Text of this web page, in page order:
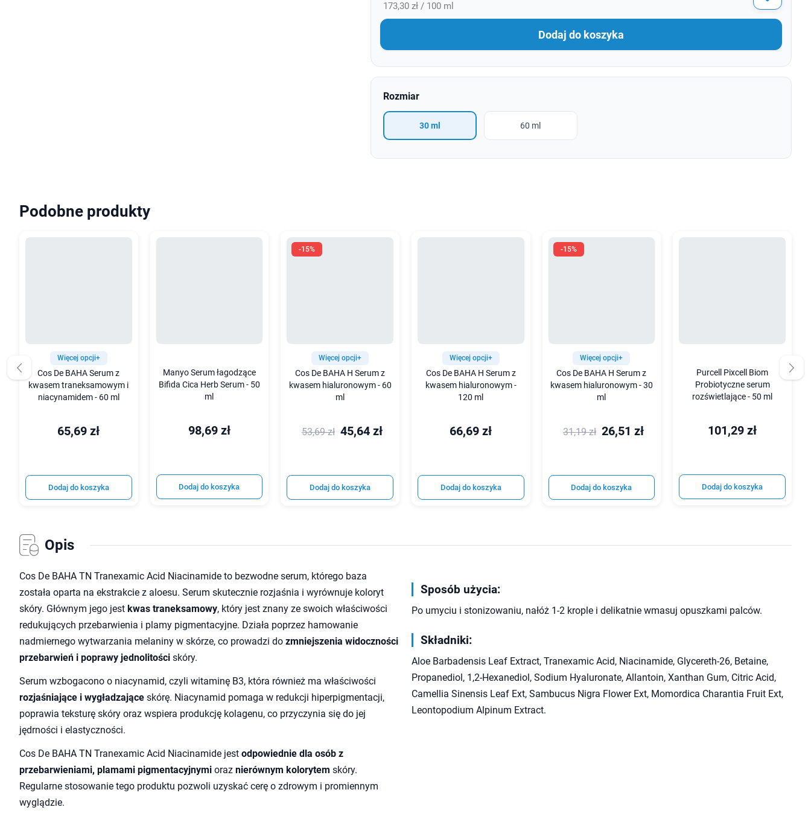
173,30 zł / 100 ml
Dodaj do koszyka
Rozmiar
30 ml 60 ml
Podobne produkty
Więcej opcji+
Cos De BAHA Serum z
kwasem traneksamowym i
niacynamidem - 60 ml
65,69 zł
Dodaj do koszyka
Manyo Serum łagodzące
Bifida Cica Herb Serum - 50
ml
98,69 zł
Dodaj do koszyka
-15%
Więcej opcji+
Cos De BAHA H Serum z
kwasem hialuronowym - 60
ml
53,69 zł 45,64 zł
Dodaj do koszyka
Więcej opcji+
Cos De BAHA H Serum z
kwasem hialuronowym -
120 ml
66,69 zł
Dodaj do koszyka
-15%
Więcej opcji+
Cos De BAHA H Serum z
kwasem hialuronowym - 30
ml
31,19 zł 26,51 zł
Dodaj do koszyka
Purcell Pixcell Biom
Probiotyczne serum
rozświetlające - 50 ml
101,29 zł
Dodaj do koszyka
Opis
Cos De BAHA TN Tranexamic Acid Niacinamide to bezwodne serum, którego baza
została oparta na ekstrakcie z aloesu. Serum skutecznie rozjaśnia i wyrównuje koloryt
skóry. Głównym jego jest kwas traneksamowy, który jest znany ze swoich właściwości
redukujących przebarwienia i plamy pigmentacyjne. Działa poprzez hamowanie
nadmiernego wytwarzania melaniny w skórze, co prowadzi do zmniejszenia widoczności
przebarwień i poprawy jednolitości skóry.
Serum wzbogacono o niacynamid, czyli witaminę B3, która również ma właściwości
rozjaśniające i wygładzające skórę. Niacynamid pomaga w redukcji hiperpigmentacji,
poprawia teksturę skóry oraz wspiera produkcję kolagenu, co przyczynia się do jej
jędrności i elastyczności.
Cos De BAHA TN Tranexamic Acid Niacinamide jest odpowiednie dla osób z
przebarwieniami, plamami pigmentacyjnymi oraz nierównym kolorytem skóry.
Regularne stosowanie tego produktu pozwoli uzyskać cerę o zdrowym i promiennym
wyglądzie.
Sposób użycia:
Po umyciu i stonizowaniu, nałóż 1-2 krople i delikatnie wmasuj opuszkami palców.
Składniki:
Aloe Barbadensis Leaf Extract, Tranexamic Acid, Niacinamide, Glycereth-26, Betaine,
Propanediol, 1,2-Hexanediol, Sodium Hyaluronate, Allantoin, Xanthan Gum, Citric Acid,
Camellia Sinensis Leaf Ext, Sambucus Nigra Flower Ext, Momordica Charantia Fruit Ext,
Leontopodium Alpinum Extract.